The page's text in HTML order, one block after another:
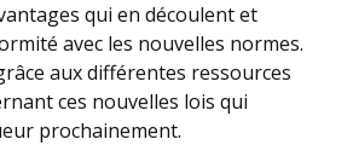
qui en découlent et
avec les nouvelles normes.
aux différentes ressources
ces nouvelles lois qui
prochainement.